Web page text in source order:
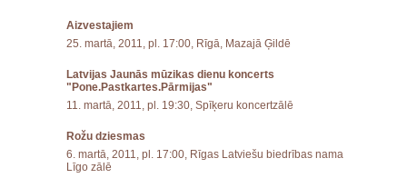
Aizvestajiem
25. martā, 2011, pl. 17:00, Rīgā, Mazajā Ģildē
Latvijas Jaunās mūzikas dienu koncerts
"Pone.Pastkartes.Pārmijas"
11. martā, 2011, pl. 19:30, Spīķeru koncertzālē
Rožu dziesmas
6. martā, 2011, pl. 17:00, Rīgas Latviešu biedrības nama
Līgo zālē